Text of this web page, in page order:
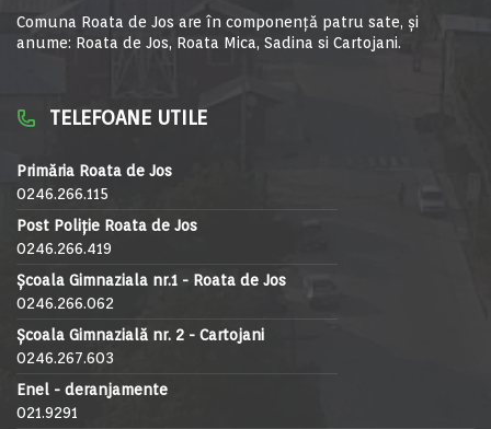
Comuna Roata de Jos are în componență patru sate, și
anume: Roata de Jos, Roata Mica, Sadina si Cartojani.
TELEFOANE UTILE
Primăria Roata de Jos
0246.266.115
Post Poliție Roata de Jos
0246.266.419
Școala Gimnaziala nr.1 - Roata de Jos
0246.266.062
Școala Gimnazială nr. 2 - Cartojani
0246.267.603
Enel - deranjamente
021.9291